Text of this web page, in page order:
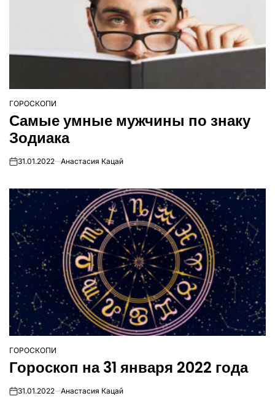
ОПУБЛІКУВАТИ
У
ГОРОСКОПИ
Самые умные мужчины по знаку
Зодиака
on31.01.2022 Анастасия Кацай
ОПУБЛІКУВАТИ
У
ГОРОСКОПИ
Гороскоп на 31 января 2022 года
on31.01.2022 Анастасия Кацай